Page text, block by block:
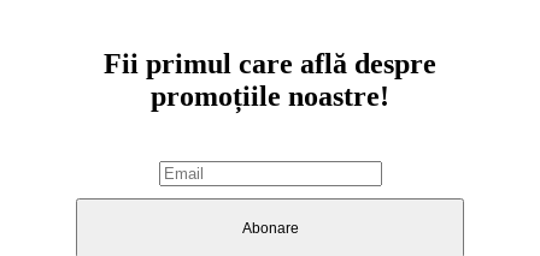
Fii primul care află despre
promoțiile noastre!
Abonare